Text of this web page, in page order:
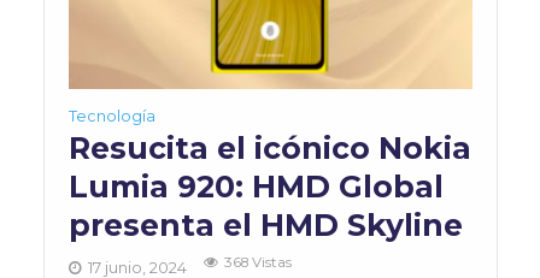
Tecnología
Resucita el icónico Nokia
Lumia 920: HMD Global
presenta el HMD Skyline
17 junio, 2024
368 Vistas